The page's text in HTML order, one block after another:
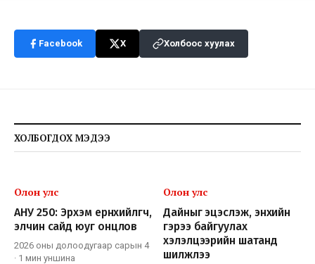
Facebook X Холбоос хуулах
ХОЛБОГДОХ МЭДЭЭ
Олон улс
АНУ 250: Эрхэм ерөнхийлөгч,
элчин сайд юуг онцлов
2026 оны долоодугаар сарын 4
· 1 мин уншина
Олон улс
Дайныг эцэслэж, энхийн
гэрээ байгуулах
хэлэлцээрийн шатанд
шилжлээ